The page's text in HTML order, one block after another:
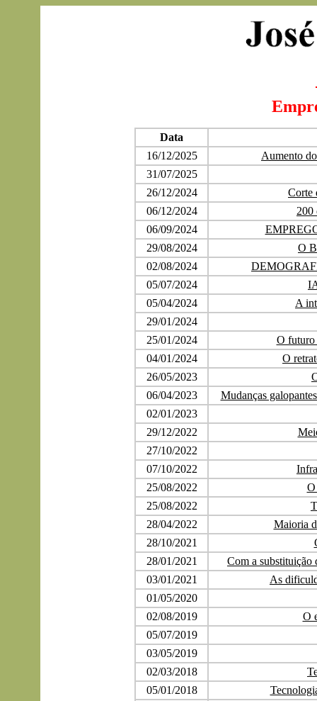
Data
16/12/2025
Aumento
31/07/2025
26/12/2024
Corte
06/12/2024
200
06/09/2024
29/08/2024
O
02/08/2024
05/07/2024
05/04/2024
A
29/01/2024
25/01/2024
O futuro
04/01/2024
O
26/05/2023
06/04/2023
Mudanças
02/01/2023
29/12/2022
27/10/2022
07/10/2022
25/08/2022
O
25/08/2022
28/04/2022
Maioria
28/10/2021
28/01/2021
Com a substituição
03/01/2021
As
01/05/2020
02/08/2019
O
05/07/2019
03/05/2019
02/03/2018
05/01/2018